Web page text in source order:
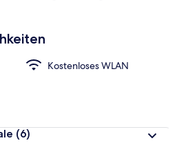
Kostenloses WLAN
(6)